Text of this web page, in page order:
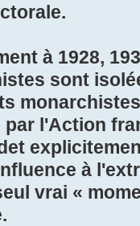
à 1928,
sont
l'Action
à
vrai «